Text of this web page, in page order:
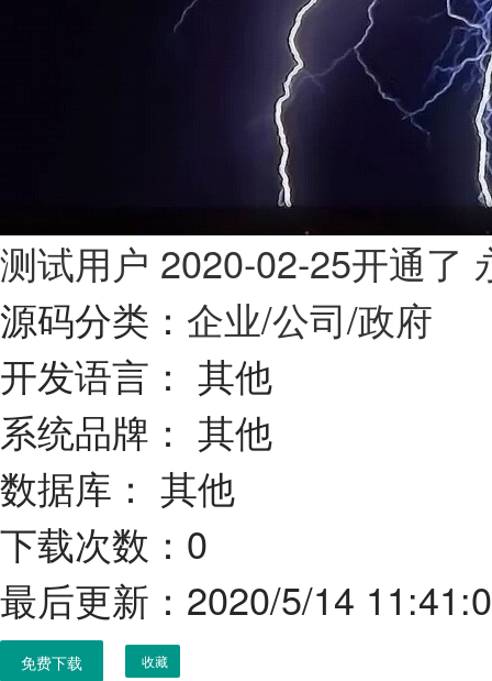
测试用户 2020-02-25开通了
源码分类： 企业/公司/政府
开发语言： 其他
系统品牌： 其他
数据库： 其他
下载次数：0
最后更新：2020/5/14
免费下载 收藏